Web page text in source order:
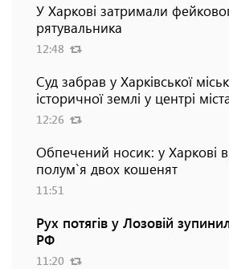
У Харкові затримали
рятувальника
12:48
Суд забрав у Харківської
історичної землі у центрі
12:26
Обпечений носик: у Харкові
полум`я двох кошенят
11:51
Рух потягів у Лозовій
РФ
11:20